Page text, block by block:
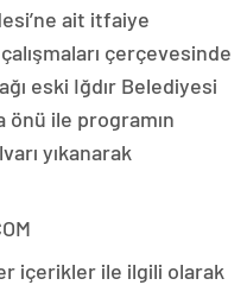
ait itfaiye
çerçevesinde
eski Iğdır Belediyesi
önü ile programın
yıkanarak
içerikler ile ilgili olarak